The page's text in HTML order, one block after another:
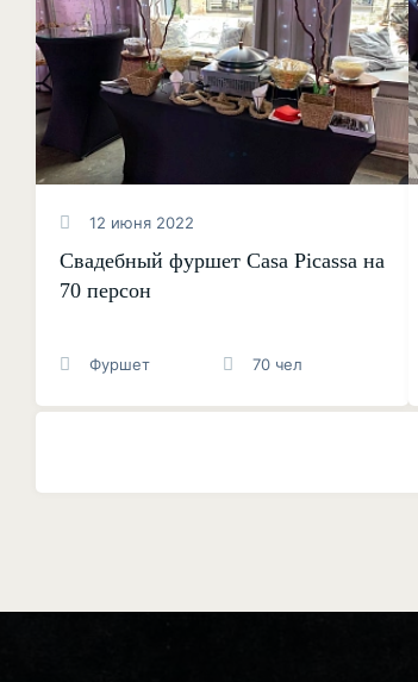
12 июня 2022
Свадебный фуршет Casa Picassa на
70 персон
Фуршет 70 чел